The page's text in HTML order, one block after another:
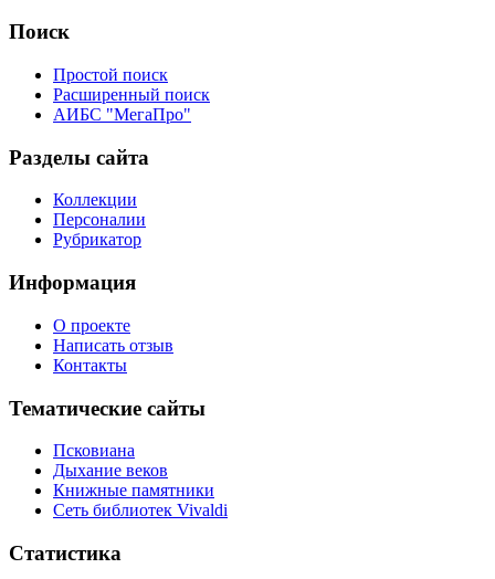
Поиск
Простой поиск
Расширенный поиск
АИБС "МегаПро"
Разделы сайта
Коллекции
Персоналии
Рубрикатор
Информация
О проекте
Написать отзыв
Контакты
Тематические сайты
Псковиана
Дыхание веков
Книжные памятники
Сеть библиотек Vivaldi
Статистика